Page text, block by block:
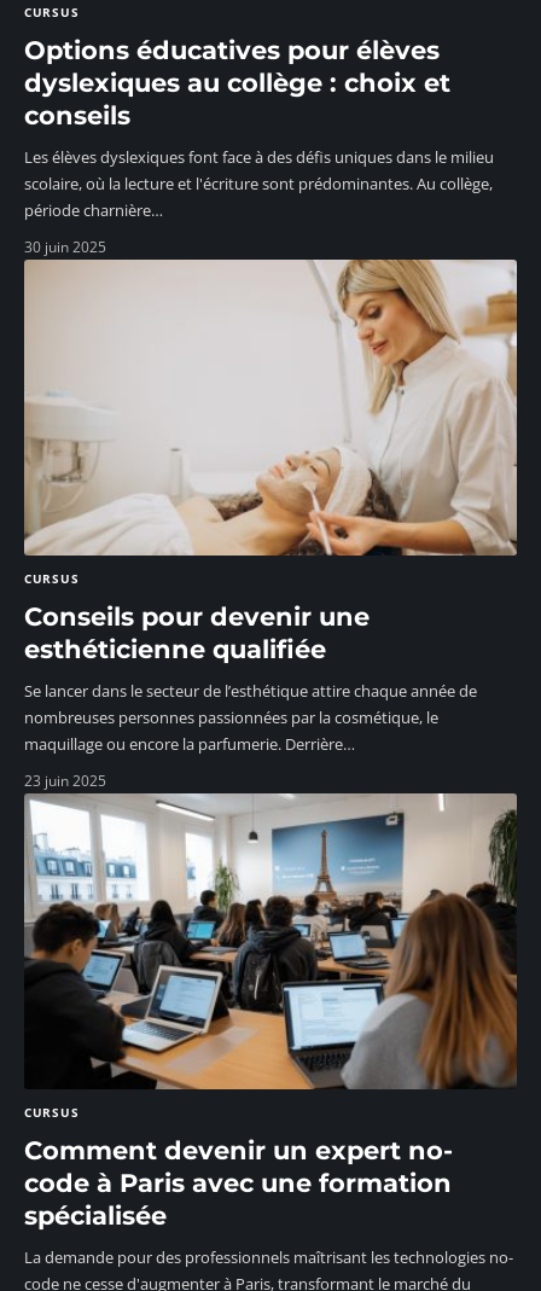
CURSUS
Options éducatives pour élèves
dyslexiques au collège : choix et
conseils
Les élèves dyslexiques font face à des défis uniques dans le milieu
scolaire, où la lecture et l'écriture sont prédominantes. Au collège,
période charnière…
30 juin 2025
CURSUS
Conseils pour devenir une
esthéticienne qualifiée
Se lancer dans le secteur de l’esthétique attire chaque année de
nombreuses personnes passionnées par la cosmétique, le
maquillage ou encore la parfumerie. Derrière…
23 juin 2025
CURSUS
Comment devenir un expert no-
code à Paris avec une formation
spécialisée
La demande pour des professionnels maîtrisant les technologies no-
code ne cesse d'augmenter à Paris, transformant le marché du